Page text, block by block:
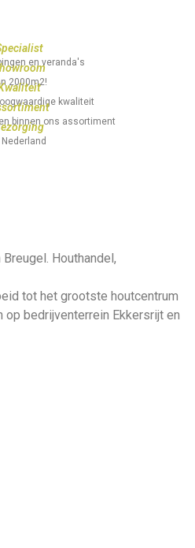
en veranda's
2000m2!
kwaliteit
binnen ons assortiment
Nederland
Houthandel,
tot het grootste houtcentrum
bedrijventerrein Ekkersrijt en